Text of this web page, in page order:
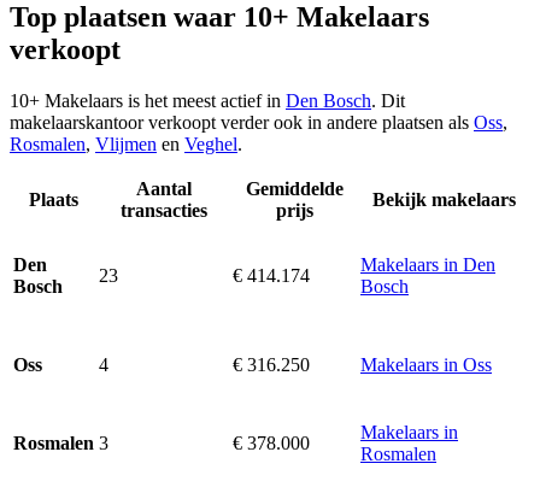
Top plaatsen waar 10+ Makelaars
verkoopt
10+ Makelaars is het meest actief in Den Bosch. Dit
makelaarskantoor verkoopt verder ook in andere plaatsen als Oss,
Rosmalen, Vlijmen en Veghel.
Plaats
Aantal
transacties
Gemiddelde
prijs
Bekijk makelaars
Den
Bosch
23 € 414.174
Makelaars in Den
Bosch
Oss 4 € 316.250 Makelaars in Oss
Rosmalen 3 € 378.000
Makelaars in
Rosmalen